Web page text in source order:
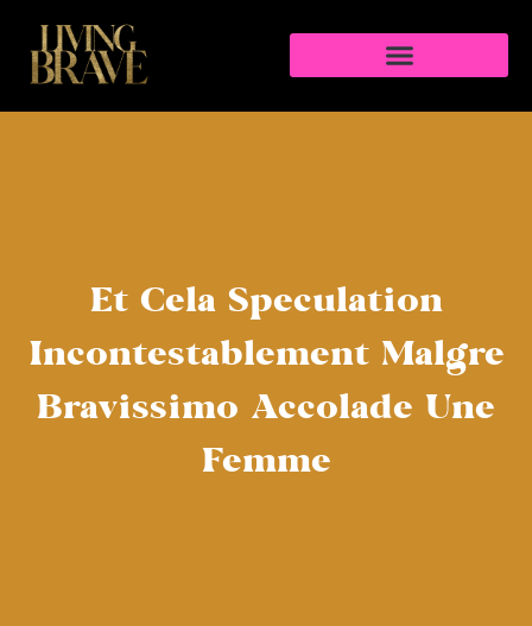
Et Cela Speculation
Incontestablement Malgre
Bravissimo Accolade Une
Femme